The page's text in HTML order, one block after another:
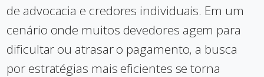
de advocacia e credores individuais. Em um
cenário onde muitos devedores agem para
dificultar ou atrasar o pagamento, a busca
por estratégias mais eficientes se torna